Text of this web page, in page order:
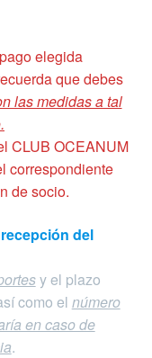
elegida
que debes
las medidas a tal
CLUB OCEANUM
correspondiente
de socio.
del
y el plazo
como el número
en caso de
.